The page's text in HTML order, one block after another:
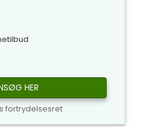
HER
fortrydelsesret